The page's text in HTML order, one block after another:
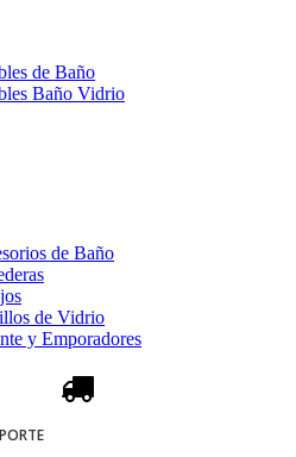
de Baño
Baño Vidrio
de Baño
de Vidrio
y Emporadores